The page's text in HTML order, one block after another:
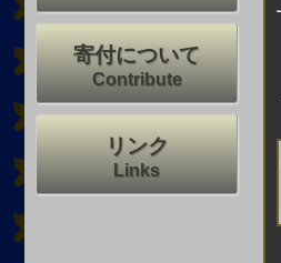
寄付について
Contribute
リンク
Links